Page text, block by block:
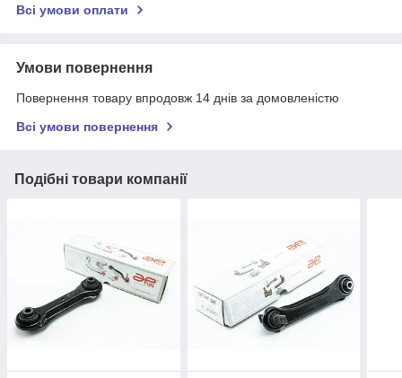
Всі умови оплати
Умови повернення
Повернення товару впродовж 14 днів за домовленістю
Всі умови повернення
Подібні товари компанії